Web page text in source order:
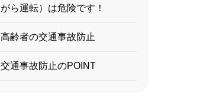
がら運転）は危険です！
高齢者の交通事故防止
交通事故防止のPOINT